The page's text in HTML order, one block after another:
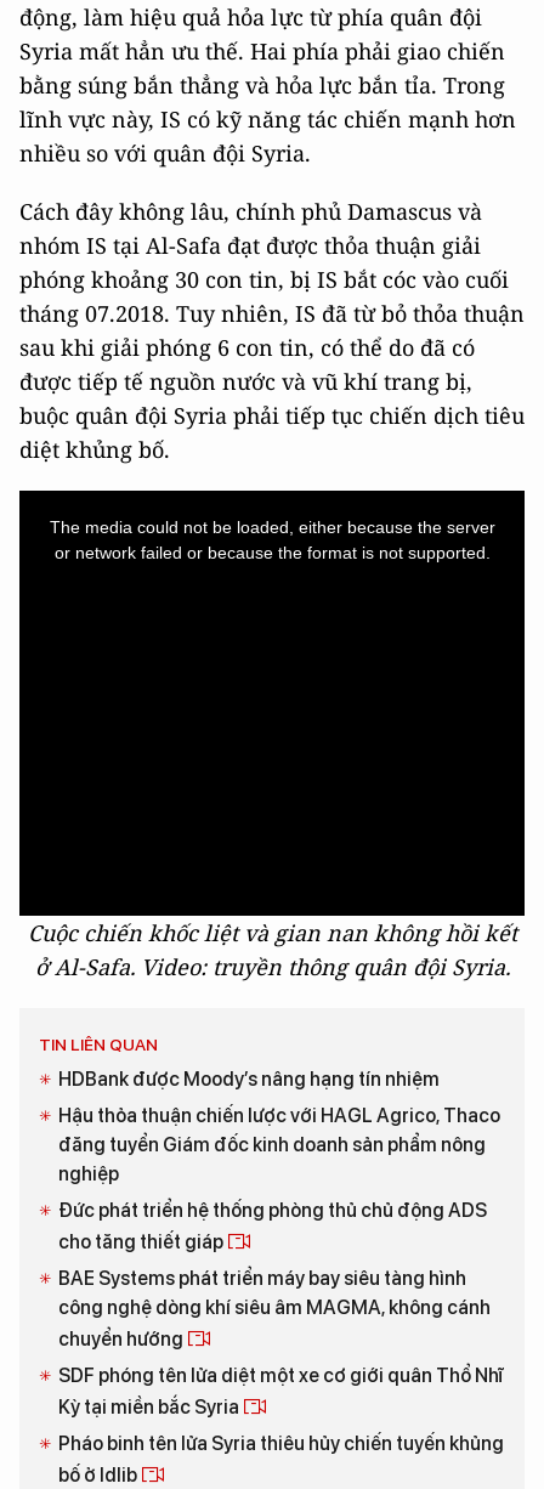
động, làm hiệu quả hỏa lực từ phía quân đội
Syria mất hẳn ưu thế. Hai phía phải giao chiến
bằng súng bắn thẳng và hỏa lực bắn tỉa. Trong
lĩnh vực này, IS có kỹ năng tác chiến mạnh hơn
nhiều so với quân đội Syria.
Cách đây không lâu, chính phủ Damascus và
nhóm IS tại Al-Safa đạt được thỏa thuận giải
phóng khoảng 30 con tin, bị IS bắt cóc vào cuối
tháng 07.2018. Tuy nhiên, IS đã từ bỏ thỏa thuận
sau khi giải phóng 6 con tin, có thể do đã có
được tiếp tế nguồn nước và vũ khí trang bị,
buộc quân đội Syria phải tiếp tục chiến dịch tiêu
diệt khủng bố.
The media could not be loaded, either because the server
or network failed or because the format is not supported.
Cuộc chiến khốc liệt và gian nan không hồi kết
ở Al-Safa. Video: truyền thông quân đội Syria.
TIN LIÊN QUAN
HDBank được Moody’s nâng hạng tín nhiệm
Hậu thỏa thuận chiến lược với HAGL Agrico, Thaco
đăng tuyển Giám đốc kinh doanh sản phẩm nông
nghiệp
Đức phát triển hệ thống phòng thủ chủ động ADS
cho tăng thiết giáp
BAE Systems phát triển máy bay siêu tàng hình
công nghệ dòng khí siêu âm MAGMA, không cánh
chuyển hướng
SDF phóng tên lửa diệt một xe cơ giới quân Thổ Nhĩ
Kỳ tại miền bắc Syria
Pháo binh tên lửa Syria thiêu hủy chiến tuyến khủng
bố ở Idlib